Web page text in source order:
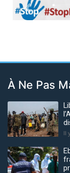
Previous
À Ne Pas
Il